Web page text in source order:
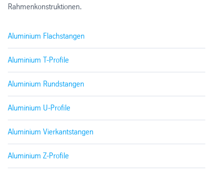
Rahmenkonstruktionen.
Aluminium Flachstangen
Aluminium T-Profile
Aluminium Rundstangen
Aluminium U-Profile
Aluminium Vierkantstangen
Aluminium Z-Profile